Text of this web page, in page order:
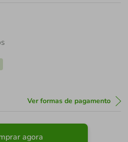
Ver formas de pagamento
agora